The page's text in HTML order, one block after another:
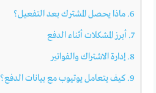
6. ماذا يحصل المشترك بعد التفعيل؟
7. أبرز المشكلات أثناء الدفع
8. إدارة الاشتراك والفواتير
9. كيف يتعامل يوتيوب مع بيانات الدفع؟